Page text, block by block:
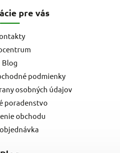
pre vás
Blog
podmienky
osobných údajov
poradenstvo
obchodu